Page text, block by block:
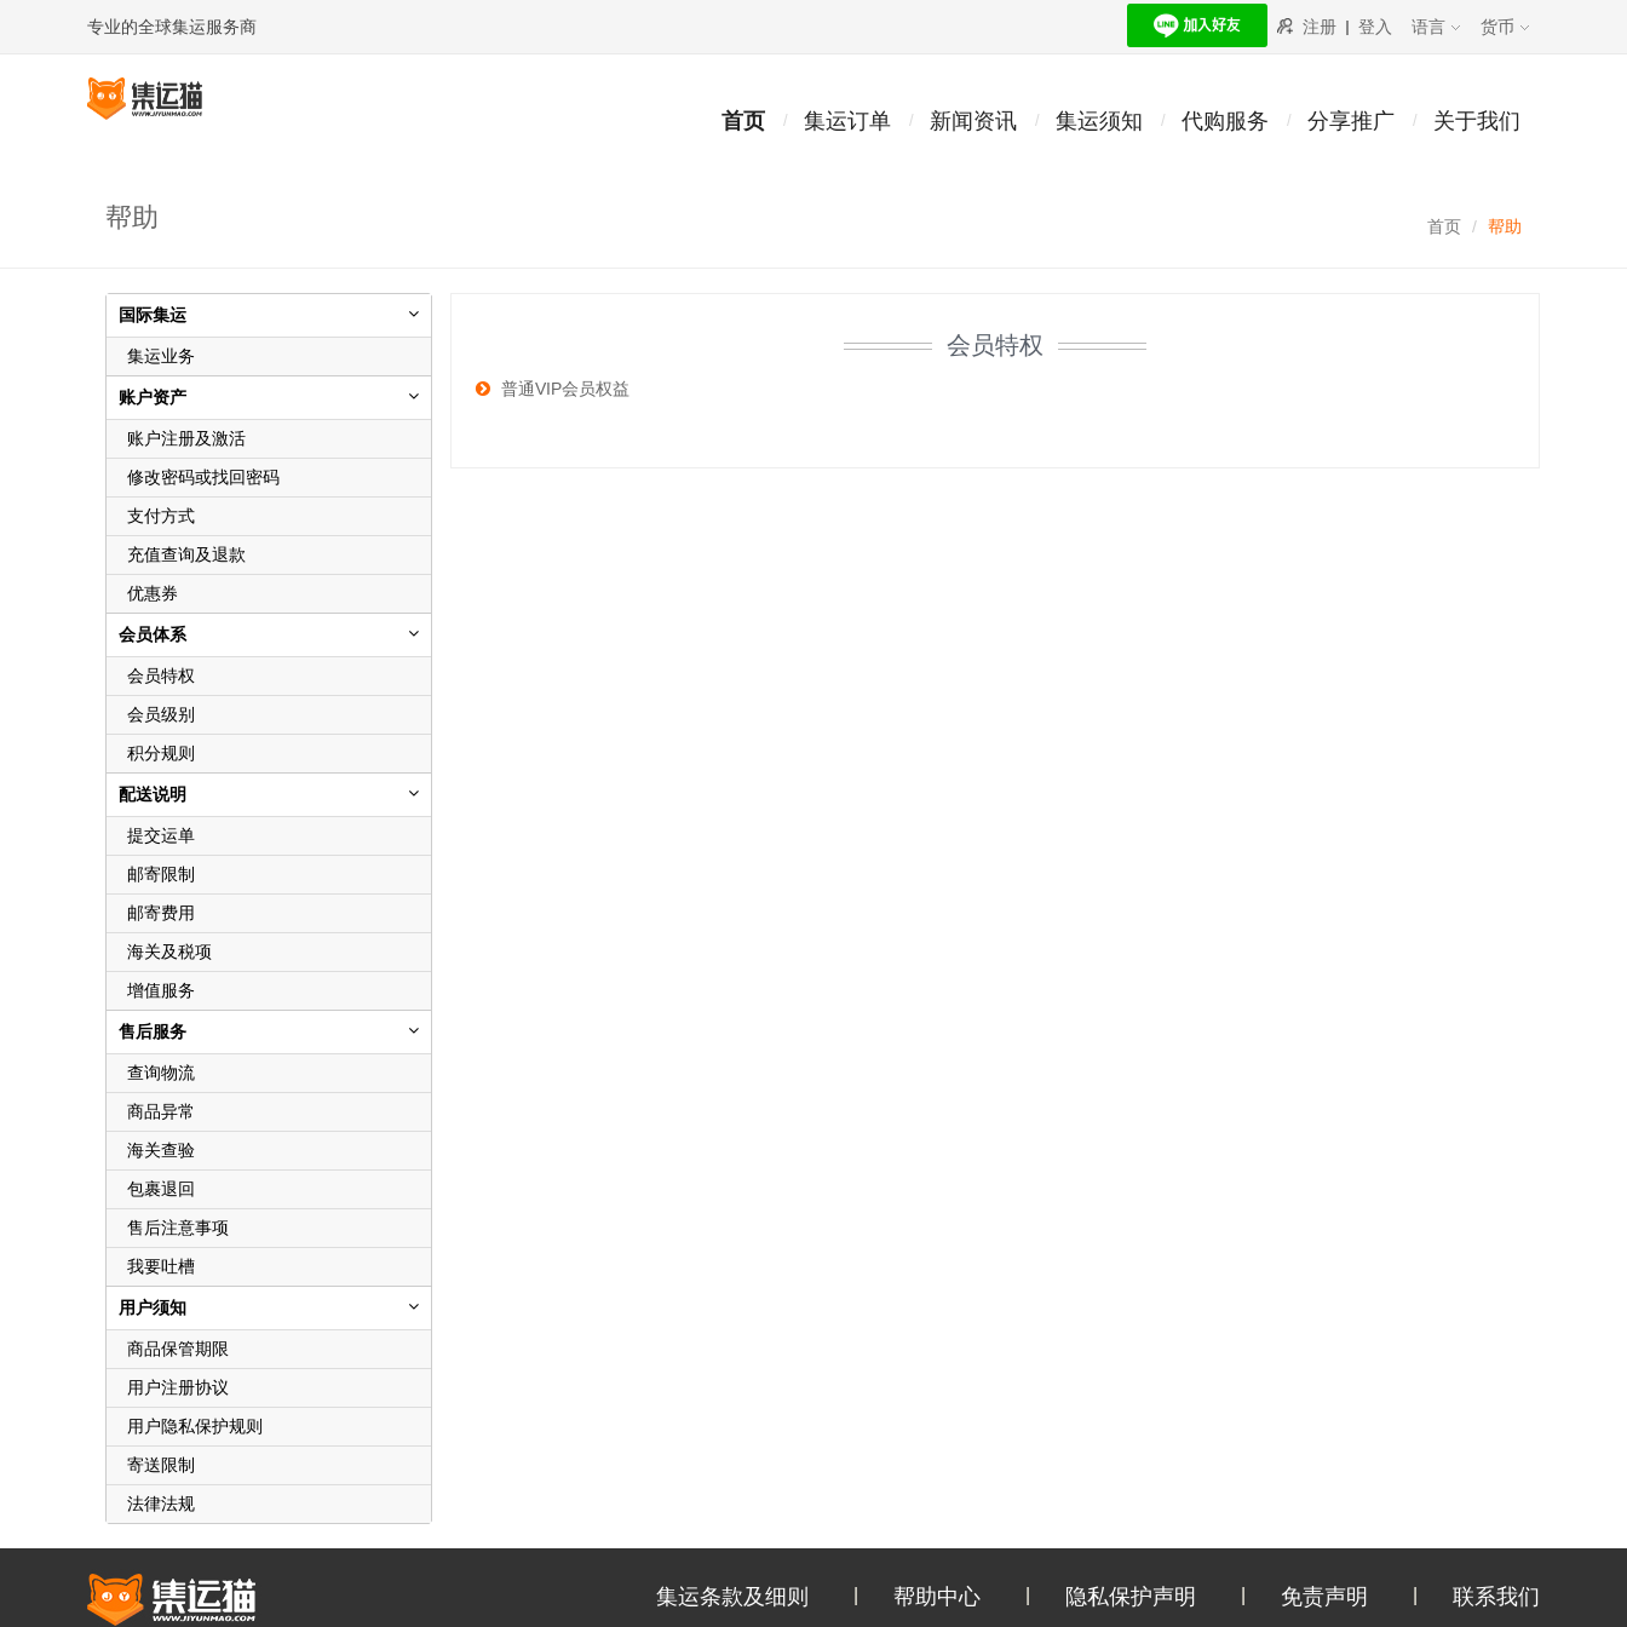
专业的全球集运服务商 货币
语言
登入
注册
首页 集运订单 新闻资讯 集运须知 代购服务 分享推广 关于我们
帮助 首页 帮助
国际集运
集运业务
账户资产
账户注册及激活
修改密码或找回密码
支付方式
充值查询及退款
优惠券
会员体系
会员特权
会员级别
积分规则
配送说明
提交运单
邮寄限制
邮寄费用
海关及税项
增值服务
售后服务
查询物流
商品异常
海关查验
包裹退回
售后注意事项
我要吐槽
用户须知
商品保管期限
用户注册协议
用户隐私保护规则
寄送限制
法律法规
会员特权
普通VIP会员权益
集运条款及细则 帮助中心 隐私保护声明 免责声明 联系我们